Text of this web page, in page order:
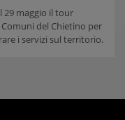
29 maggio il tour
del Chietino per
i servizi sul territorio.